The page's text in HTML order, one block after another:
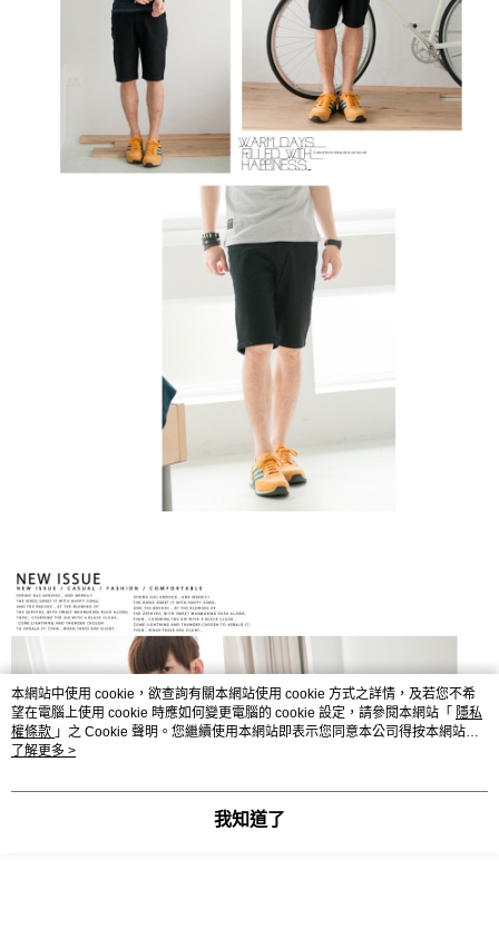
本網站中使用 cookie，欲查詢有關本網站使用 cookie 方式之詳情，及若您不希
望在電腦上使用 cookie 時應如何變更電腦的 cookie 設定，請參閱本網站「 隱私
權條款 」之 Cookie 聲明。您繼續使用本網站即表示您同意本公司得按本網站使
用條款之 Cookie 聲明使用 cookie。
了解更多 >
我知道了